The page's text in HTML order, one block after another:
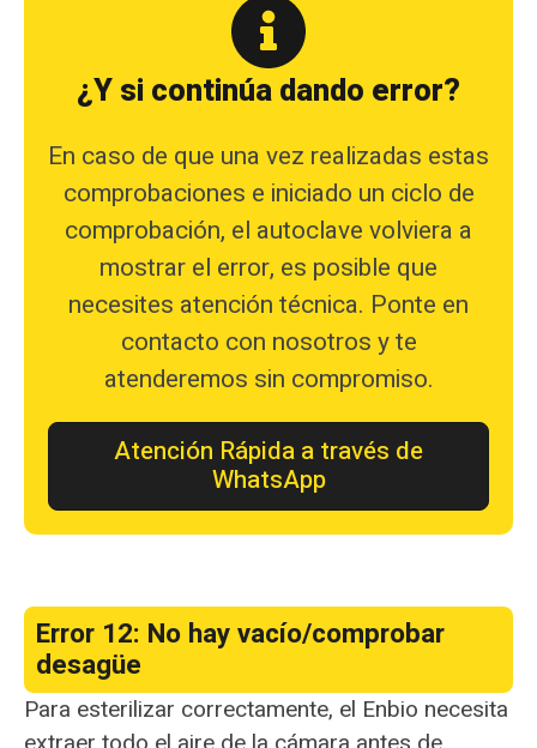
¿Y si continúa dando error?
En caso de que una vez realizadas estas
comprobaciones e iniciado un ciclo de
comprobación, el autoclave volviera a
mostrar el error, es posible que
necesites atención técnica. Ponte en
contacto con nosotros y te
atenderemos sin compromiso.
Atención Rápida a través de
WhatsApp
Error 12: No hay vacío/comprobar
desagüe
Para esterilizar correctamente, el Enbio necesita